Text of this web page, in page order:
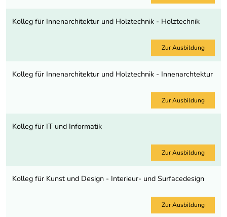
Kolleg für Innenarchitektur und Holztechnik - Holztechnik
Zur Ausbildung
Kolleg für Innenarchitektur und Holztechnik - Innenarchtektur
Zur Ausbildung
Kolleg für IT und Informatik
Zur Ausbildung
Kolleg für Kunst und Design - Interieur- und Surfacedesign
Zur Ausbildung